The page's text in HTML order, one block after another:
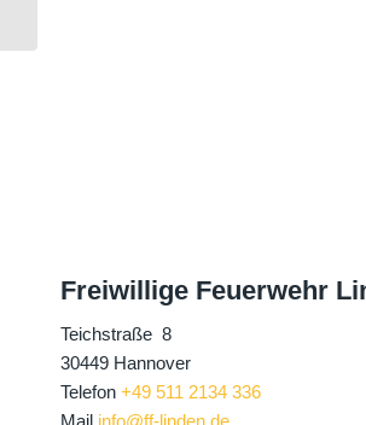
Freiwillige Feuerwehr
Teichstraße 8
30449 Hannover
Telefon +49 511 2134 336